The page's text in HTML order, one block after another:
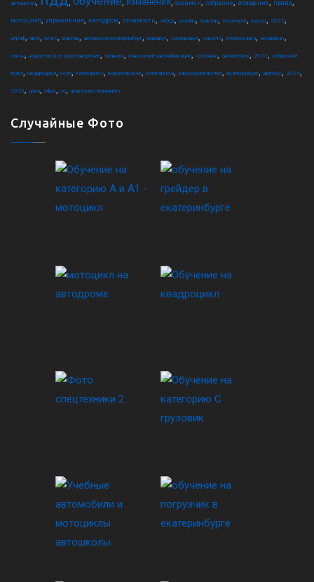
автошкола изменения экзамен собрание вождение права
мотоцикл, упражнения, автодром, стоимость, гибдд, онлайн, трактор, техосмотр, курсы, 2022,
штраф, авто, осаго, шарташ, автошкола екатеринбург, маршрут, сортировка, новости, спецтехника, экзамены,
закон, водительское удостоверение, правила, повышение квалификации, грузовик, автомобиль, 2025, сибирский
тракт, квадроцикл, коап, категория c, водительское, категория d, законодательство, екатеринбург, автобус, 2024,
2023, цена, офис, ce, тракторист-машинист
Случайные Фото